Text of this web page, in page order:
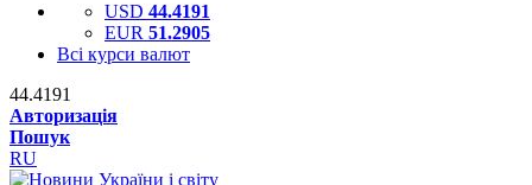
USD 44.4191
EUR 51.2905
Всі курси валют
44.4191
Авторизація
Пошук
RU